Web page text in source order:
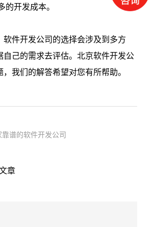
的开发成本。
软件开发公司的选择会涉及到多方
自己的需求去评估。北京软件开发公
我们的解答希望对您有所帮助。
谱的软件开发公司
章